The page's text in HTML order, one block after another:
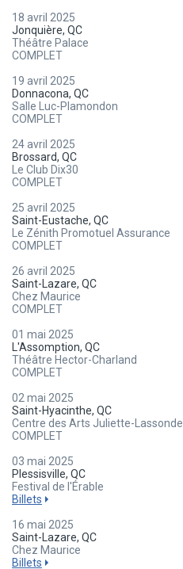
18 avril 2025
Jonquière, QC
Théâtre Palace
COMPLET
19 avril 2025
Donnacona, QC
Salle Luc-Plamondon
COMPLET
24 avril 2025
Brossard, QC
Le Club Dix30
COMPLET
25 avril 2025
Saint-Eustache, QC
Le Zénith Promotuel Assurance
COMPLET
26 avril 2025
Saint-Lazare, QC
Chez Maurice
COMPLET
01 mai 2025
L'Assomption, QC
Théâtre Hector-Charland
COMPLET
02 mai 2025
Saint-Hyacinthe, QC
Centre des Arts Juliette-Lassonde
COMPLET
03 mai 2025
Plessisville, QC
Festival de l'Érable
Billets
16 mai 2025
Saint-Lazare, QC
Chez Maurice
Billets